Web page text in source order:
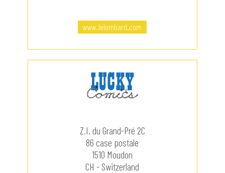
www.lelombard.com
Z.I. du Grand-Pré 2C
86 case postale
1510 Moudon
CH - Switzerland